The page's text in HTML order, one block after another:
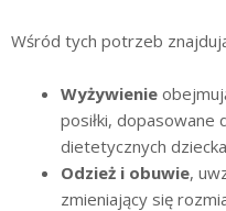
Wśród tych potrzeb
Wyżywienie
posiłki, dopasowane
dietetycznych
Odzież i obuwie,
zmieniający się